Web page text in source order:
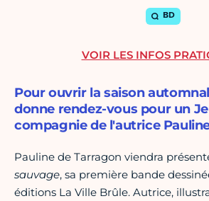
BD
Pour ouvrir la saison
donne rendez-vous pour un
compagnie de l'autrice
Pauline de Tarragon viendra
sauvage, sa première bande
éditions La Ville Brûle. Autrice,
VOIR LES INFOS